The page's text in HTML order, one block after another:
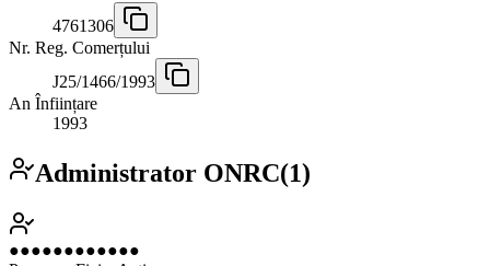
4761306
Nr. Reg. Comerțului
J25/1466/1993
An Înființare
1993
Administrator ONRC(1)
●●●●●●●●●●●●